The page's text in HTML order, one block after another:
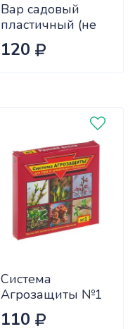
Вар садовый
пластичный (не
требует
дополнительного
120
Система
Агрозащиты №1
для сада от
вредителей и
110